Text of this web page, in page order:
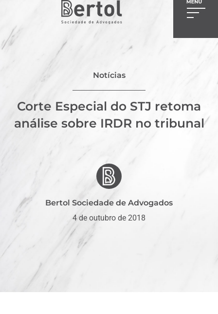
Notícias
Corte Especial do STJ retoma
análise sobre IRDR no tribunal
Bertol Sociedade de Advogados
4 de outubro de 2018